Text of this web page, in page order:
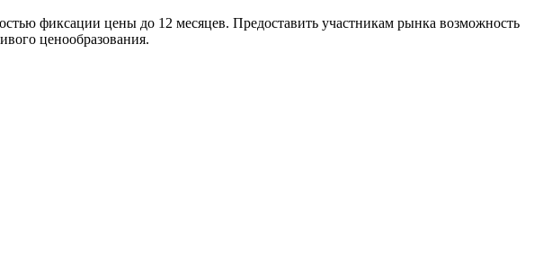
фиксации цены до 12 месяцев. Предоставить участникам рынка возможность
ценообразования.